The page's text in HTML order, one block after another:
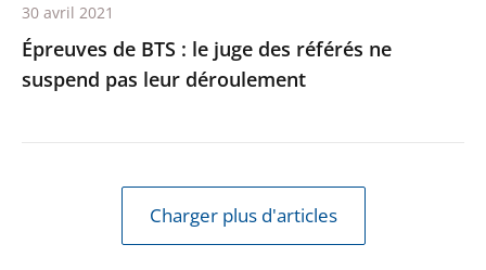
leur
déroulement
Épreuves de BTS : le juge des référés ne
suspend pas leur déroulement
30 avril 2021
Charger plus d'articles